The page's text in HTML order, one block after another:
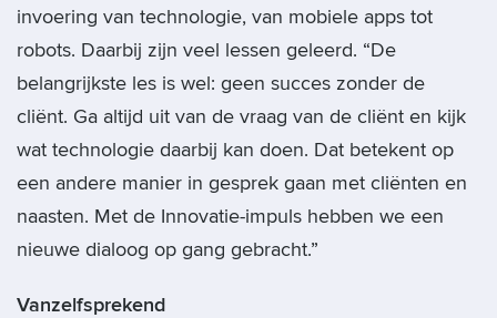
invoering van technologie, van mobiele apps tot
robots. Daarbij zijn veel lessen geleerd. “De
belangrijkste les is wel: geen succes zonder de
cliënt. Ga altijd uit van de vraag van de cliënt en kijk
wat technologie daarbij kan doen. Dat betekent op
een andere manier in gesprek gaan met cliënten en
naasten. Met de Innovatie-impuls hebben we een
nieuwe dialoog op gang gebracht.”
Vanzelfsprekend